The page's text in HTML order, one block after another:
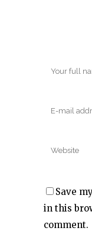
Save
in this
comment.